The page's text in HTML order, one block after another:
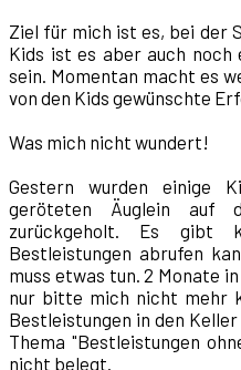
Ziel für mich ist es, bei der
Kids ist es aber auch noch
sein. Momentan macht es
von den Kids gewünschte
Was mich nicht wundert!
Gestern wurden einige
geröteten Äuglein auf
zurückgeholt. Es
Bestleistungen abrufen
muss etwas tun. 2 Monate
nur bitte mich nicht mehr
Bestleistungen in den
Thema "Bestleistungen
nicht belegt.